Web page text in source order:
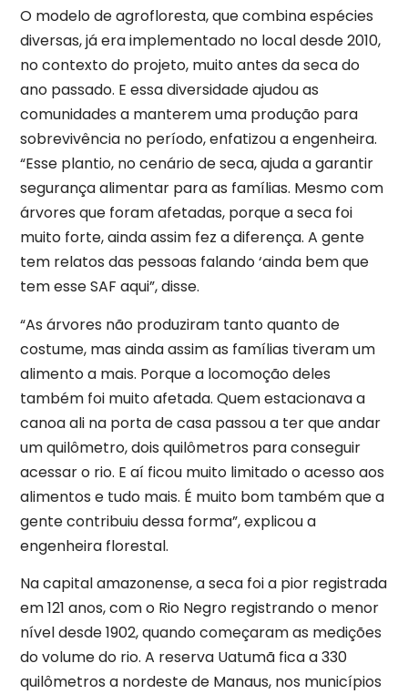
O modelo de agrofloresta, que combina espécies
diversas, já era implementado no local desde 2010,
no contexto do projeto, muito antes da seca do
ano passado. E essa diversidade ajudou as
comunidades a manterem uma produção para
sobrevivência no período, enfatizou a engenheira.
“Esse plantio, no cenário de seca, ajuda a garantir
segurança alimentar para as famílias. Mesmo com
árvores que foram afetadas, porque a seca foi
muito forte, ainda assim fez a diferença. A gente
tem relatos das pessoas falando ‘ainda bem que
tem esse SAF aqui”, disse.
“As árvores não produziram tanto quanto de
costume, mas ainda assim as famílias tiveram um
alimento a mais. Porque a locomoção deles
também foi muito afetada. Quem estacionava a
canoa ali na porta de casa passou a ter que andar
um quilômetro, dois quilômetros para conseguir
acessar o rio. E aí ficou muito limitado o acesso aos
alimentos e tudo mais. É muito bom também que a
gente contribuiu dessa forma”, explicou a
engenheira florestal.
Na capital amazonense, a seca foi a pior registrada
em 121 anos, com o Rio Negro registrando o menor
nível desde 1902, quando começaram as medições
do volume do rio. A reserva Uatumã fica a 330
quilômetros a nordeste de Manaus, nos municípios